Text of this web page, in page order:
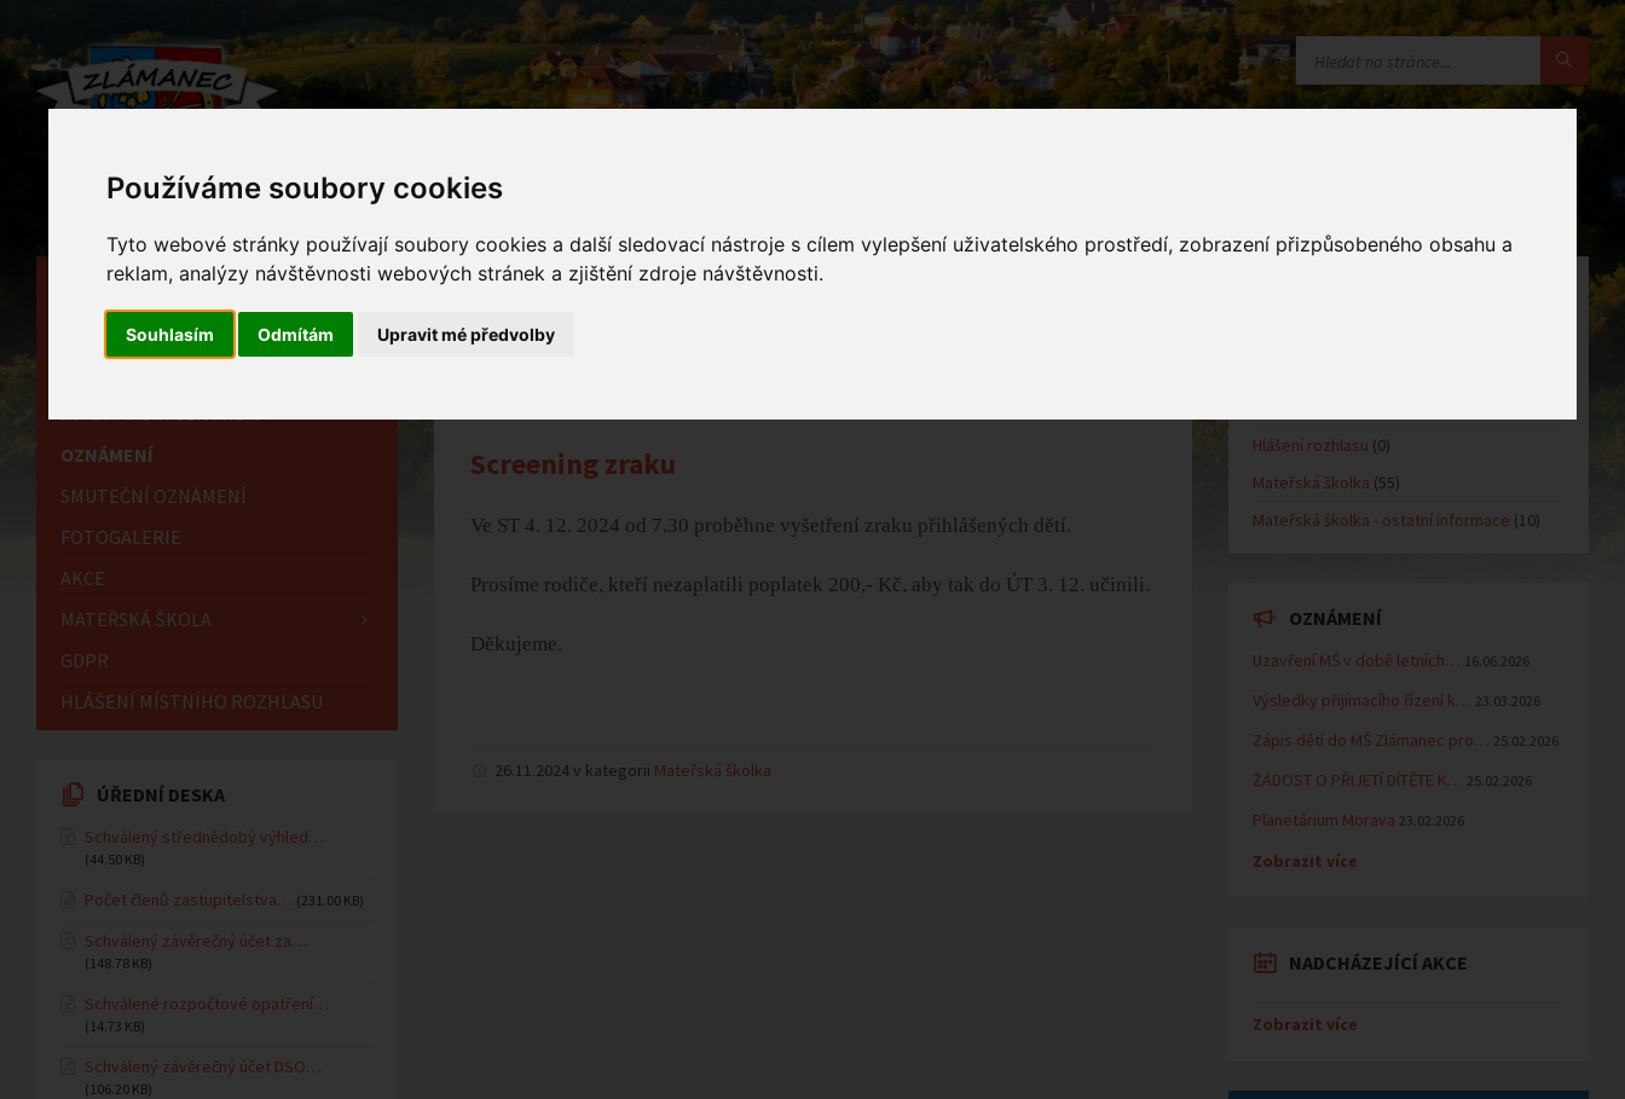
Používáme soubory cookies
Tyto webové stránky používají soubory cookies a další sledovací nástroje s cílem vylepšení uživatelského prostředí, zobrazení přizpůsobeného obsahu a
reklam, analýzy návštěvnosti webových stránek a zjištění zdroje návštěvnosti.
Souhlasím Odmítám Upravit mé předvolby
Screening zraku
Ve ST 4. 12. 2024 od 7.30 proběhne vyšetření zraku přihlášených dětí.
Prosíme rodiče, kteří nezaplatili poplatek 200,- Kč, aby tak do ÚT 3. 12. učinili.
Děkujeme.
26.11.2024 v kategorii Mateřská školka
HLAVNÍ STRÁNKA
OBECNÍ ÚŘAD
INFORMAČNÍ CENTRUM
OZNÁMENÍ
SMUTEČNÍ OZNÁMENÍ
FOTOGALERIE
AKCE
MATEŘSKÁ ŠKOLA
GDPR
HLÁŠENÍ MÍSTNÍHO ROZHLASU
ÚŘEDNÍ DESKA
Schválený střednědobý výhled…
(44.50 KB)
Počet členů zastupitelstva… (231.00 KB)
Schválený závěrečný účet za…
(148.78 KB)
Schválené rozpočtové opatření…
(14.73 KB)
Schválený závěrečný účet DSO…
(106.20 KB)
Hlášení rozhlasu (0)
Mateřská školka (55)
Mateřská školka - ostatní informace (10)
OZNÁMENÍ
Uzavření MŠ v době letních… 16.06.2026
Výsledky přijímacího řízení k… 23.03.2026
Zápis dětí do MŠ Zlámanec pro… 25.02.2026
ŽÁDOST O PŘIJETÍ DÍTĚTE K… 25.02.2026
Planetárium Morava 23.02.2026
Zobrazit více
NADCHÁZEJÍCÍ AKCE
Zobrazit více